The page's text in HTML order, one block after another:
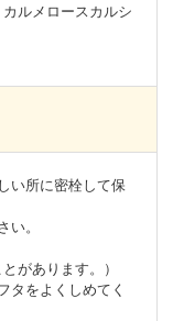
ルメロースカルシ
い所に密栓して保
い。
があります。）
タをよくしめてく